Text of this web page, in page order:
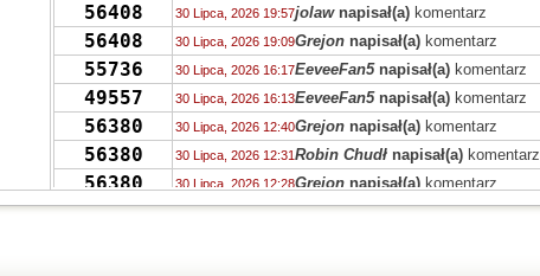
56408 30 Lipca, 2026 19:57jolawnapisał(a) komentarz
56408 30 Lipca, 2026 19:09Grejon napisał(a) komentarz
55736 30 Lipca, 2026 16:17EeveeFan5napisał(a) komentarz
49557 30 Lipca, 2026 16:13EeveeFan5napisał(a) komentarz
56380 30 Lipca, 2026 12:40Grejon napisał(a) komentarz
56380 30 Lipca, 2026 12:31Robin Chudł napisał(a) komentarz
56380 30 Lipca, 2026 12:28Grejon napisał(a) komentarz
56393 30 Lipca, 2026 08:46PRVWnapisał(a)komentarz